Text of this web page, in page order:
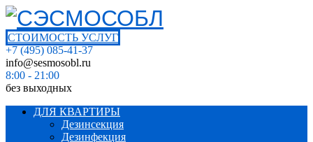
СТОИМОСТЬ УСЛУГ
+7 (495) 085-41-37
info@sesmosobl.ru
8:00 - 21:00
без выходных
ДЛЯ КВАРТИРЫ
Дезинсекция
Дезинфекция